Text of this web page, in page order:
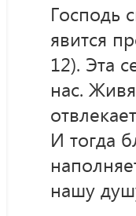
Господь
явится
12). Эта
нас.
И тогда
нашу